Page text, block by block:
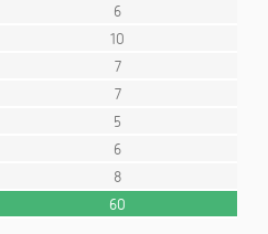
6
10
7
7
5
6
8
60